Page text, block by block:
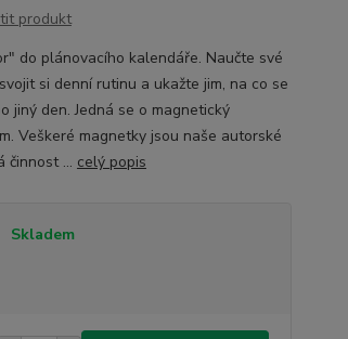
produkt
do plánovacího kalendáře. Naučte své
si denní rutinu a ukažte jim, na co se
jiný den. Jedná se o magnetický
Veškeré magnetky jsou naše autorské
činnost ... celý popis
Skladem